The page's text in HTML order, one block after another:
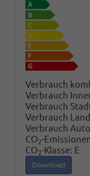
Verbrauch
Verbrauch
Verbrauch
Verbrauch
Verbrauch
CO2-
CO2-Klasse: E
Download